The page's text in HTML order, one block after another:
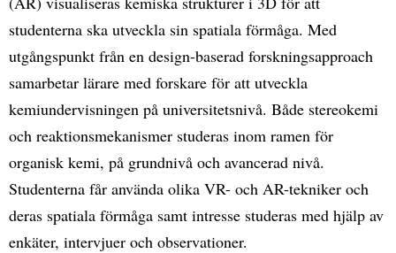
studenterna ska utveckla sin spatiala förmåga. Med
utgångspunkt från en design-baserad forskningsapproach
samarbetar lärare med forskare för att utveckla
kemiundervisningen på universitetsnivå. Både stereokemi
och reaktionsmekanismer studeras inom ramen för
organisk kemi, på grundnivå och avancerad nivå.
Studenterna får använda olika VR- och AR-tekniker och
deras spatiala förmåga samt intresse studeras med hjälp av
enkäter, intervjuer och observationer.